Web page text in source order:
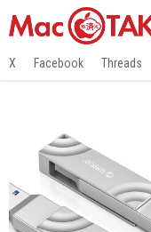
X Facebook Threads